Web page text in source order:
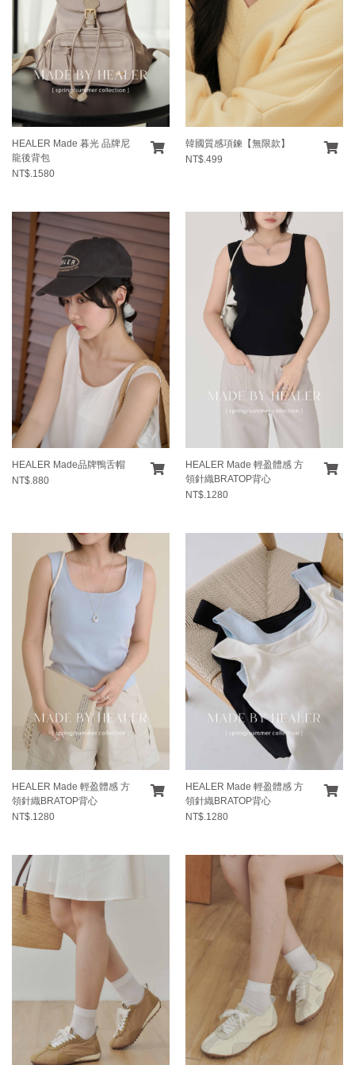
HEALER Made 暮光 品牌尼
龍後背包
NT$.1580
韓國質感項鍊【無限款】
NT$.499
HEALER Made品牌鴨舌帽
NT$.880
HEALER Made 輕盈體感 方
領針織BRATOP背心
NT$.1280
HEALER Made 輕盈體感 方
領針織BRATOP背心
NT$.1280
HEALER Made 輕盈體感 方
領針織BRATOP背心
NT$.1280